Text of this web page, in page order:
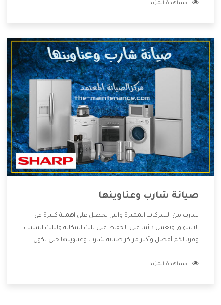
وتقدم للعملاء أقوى العروض والخصومات التى تسهل على
مشاهدة المزيد
صيانة شارب وعناوينها
شارب من الشركات المميزة والتى تحصل على اهمية كبيرة فى
الاسواق وتعمل دائما على الحفاظ على تلك المكانه ولتلك السبب
وفرنا لكم أفضل وأكبر مراكز صيانة شارب وعناوينها حتى يكون
دون اى ازعاج كما أننا نهتم بكل ما يحتاجه المستهلك لكى نحافظ
مشاهدة المزيد